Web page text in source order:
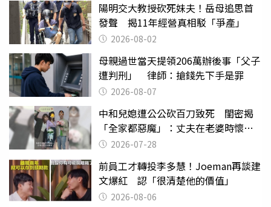
陽明交大教授砍死妹夫！岳母追思首
發聲 揭11年經營真相駁「爭產」
2026-08-02
母親過世當天提領206萬辦後事「父子
遭判刑」 律師：搶錢先下手是罪
2026-08-07
中和兒媳遭公公砍百刀致死 閨密揭
「全家都惡魔」：丈夫在老婆時懷孕
摔東西
2026-07-28
前員工才轉投李多慧！Joeman再談建
文爆紅 認「很清楚他的價值」
2026-08-06